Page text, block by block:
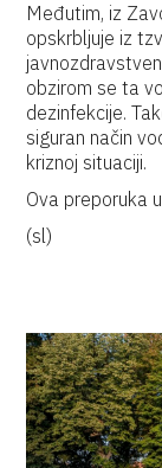
Međutim, iz
opskrbljuje iz
obzirom se ta
dezinfekcije.
siguran način
kriznoj situaciji.
Ova preporuka
(sl)